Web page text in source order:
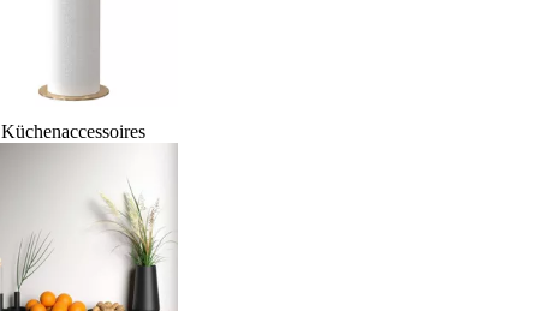
Küchenaccessoires